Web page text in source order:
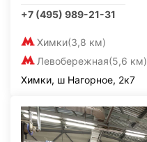
+7 (495) 989-21-31
Химки(3,8 км)
Левобережная(5,6 км)
Химки, ш Нагорное, 2к7